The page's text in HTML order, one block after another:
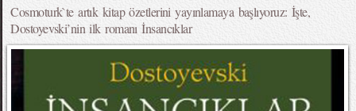
Cosmoturk`te artık kitap özetlerini yayınlamaya başlıyoruz: İşte,
Dostoyevski’nin ilk romanı İnsancıklar